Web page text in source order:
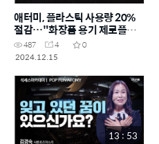
애터미, 플라스틱 사용량 20%
절감…"화장품 용기 제로플라
스틱 도전"
487 4
0
2024.12.15
13 : 53